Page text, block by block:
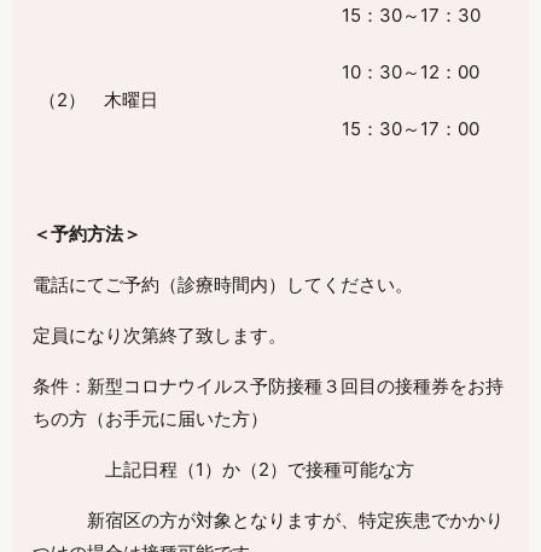
15： 30～ 17 ： 30
（2） 木曜日
10： 30～ 12 ： 00
15： 30～ 17 ： 00
＜予約方法＞
電話にてご予約（診療時間内）してください。
定員になり次第終了致します。
条件：新型コロナウイルス予防接種３回目の接種券をお持
ちの方（お手元に届いた方）
上記日程（1 ）か（2）で接種可能な方
新宿区の方が対象となりますが、特定疾患でかかり